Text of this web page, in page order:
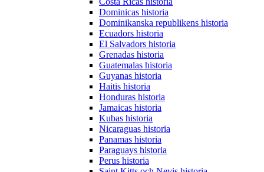
Dominicas historia
Dominikanska republikens historia
Ecuadors historia
El Salvadors historia
Grenadas historia
Guatemalas historia
Guyanas historia
Haitis historia
Honduras historia
Jamaicas historia
Kubas historia
Nicaraguas historia
Panamas historia
Paraguays historia
Perus historia